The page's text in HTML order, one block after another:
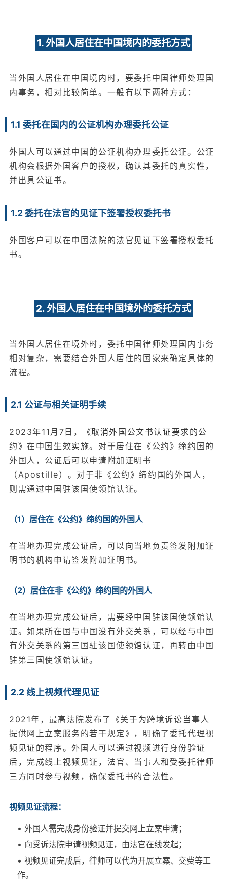
1. 外国人居住在中国境内的委托方式
当外国人居住在中国境内时，要委托中国律师处理国
内事务，相对比较简单。一般有以下两种方式：
1.1 委托在国内的公证机构办理委托公证
外国人可以通过中国的公证机构办理委托公证。公证
机构会根据外国客户的授权，确认其委托的真实性，
并出具公证书。
1.2 委托在法官的见证下签署授权委托书
外国客户可以在中国法院的法官见证下签署授权委托
书。
2. 外国人居住在中国境外的委托方式
当外国人居住在境外时，委托中国律师处理国内事务
相对复杂，需要结合外国人居住的国家来确定具体的
流程。
2.1 公证与相关证明手续
2023年11月7日，
《取消外国公文书认证要求的公
约》在中国生效实施。对于居住在《公约》缔约国的
外国人，公证后可以申请附加证明书
（Apostille）。对于非《公约》缔约国的外国人，
则需通过中国驻该国使领馆认证。
（1）居住在《公约》缔约国的外国人
在当地办理完成公证后，可以向当地负责签发附加证
明书的机构申请签发附加证明书。
（2）居住在非《公约》缔约国的外国人
在当地办理完成公证后，需要经中国驻该国使领馆认
证。如果所在国与中国没有外交关系，可以经与中国
有外交关系的第三国驻该国使领馆认证，再转由中国
驻第三国使领馆认证。
2.2 线上视频代理见证
2021年，最高法院发布了《关于为跨境诉讼当事人
提供网上立案服务的若干规定》，明确了委托代理视
频见证的程序。外国人可以通过视频进行身份验证
后，完成线上视频见证，法官、当事人和受委托律师
三方同时参与视频，确保委托书的合法性。
视频见证流程：
• 外国人需完成身份验证并提交网上立案申请；
• 向受诉法院申请视频见证，由法官在线发起；
• 视频见证完成后，律师可以代为开展立案、交费等工
作。